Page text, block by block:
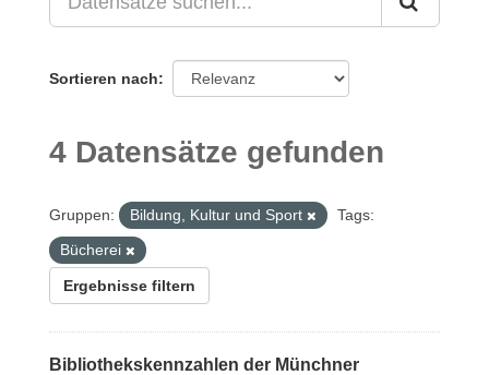
Sortieren nach
4 Datensätze gefunden
Gruppen: Bildung, Kultur und Sport
Tags:
Bücherei
Ergebnisse filtern
Bibliothekskennzahlen der Münchner